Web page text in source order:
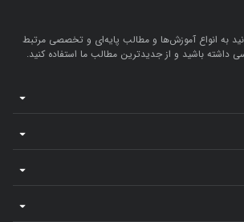
به انواع آموزش‌ها و مطالب پایه‌ای و تخصصی مرتبط
داشته باشید و از جدیدترین مطالب ما استفاده کنید.